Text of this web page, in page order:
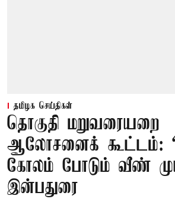
தமிழக செய்திகள்
தொகுதி மறுவரையறை
ஆலோசனைக் கூட்டம்:
கோலம் போடும் வீண்
இன்பதுரை